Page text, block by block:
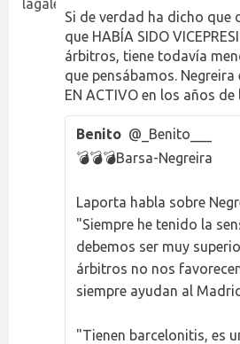
Si de verdad ha dicho que
que HABÍA SIDO
árbitros, tiene todavía
que pensábamos.
EN ACTIVO en los años
Benito @_Benito___
💣💣💣Barsa-Negreira
Laporta habla sobre
"Siempre he tenido la
debemos ser muy
árbitros no nos
siempre ayudan al
"Tienen barcelonitis, es